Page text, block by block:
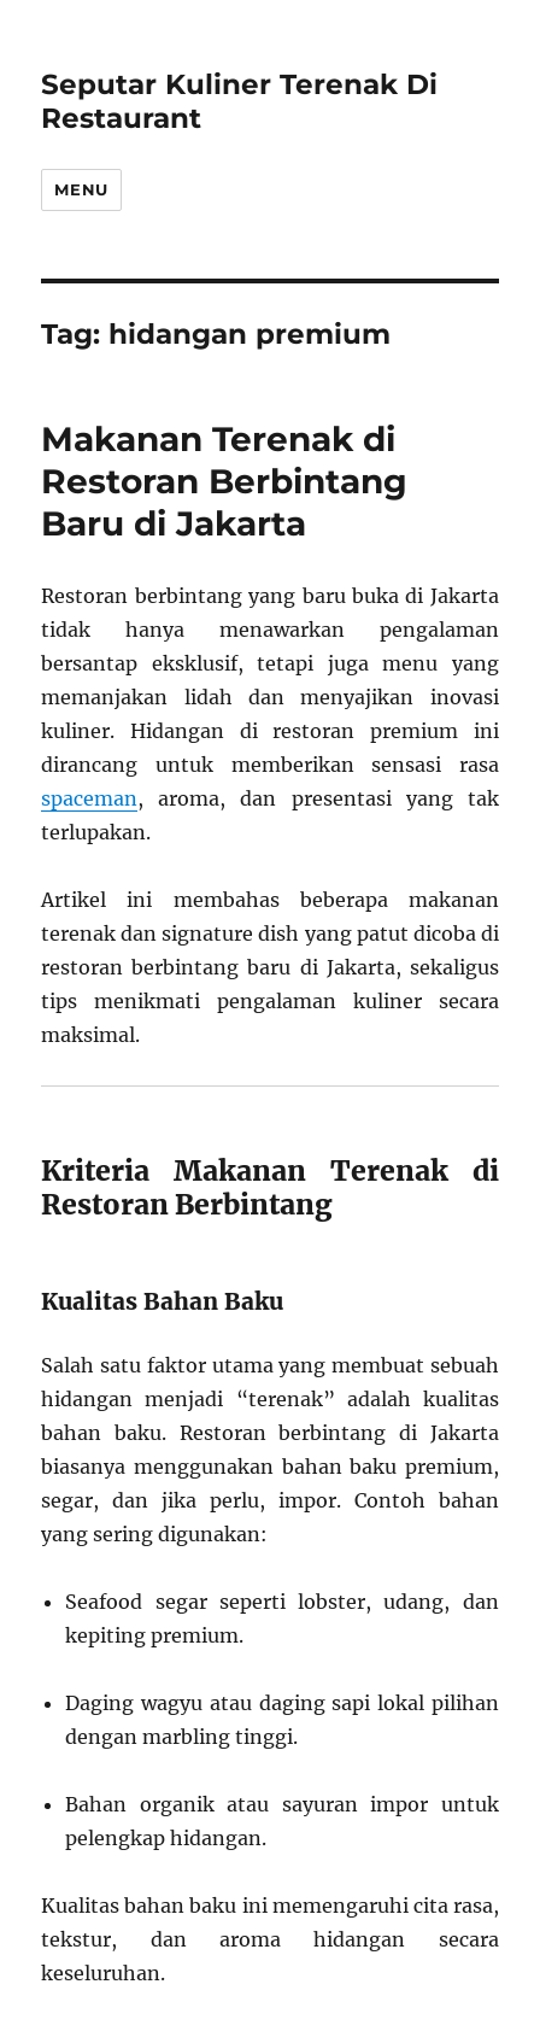
Seputar Kuliner Terenak Di
Restaurant
MENU
Tag: hidangan premium
Makanan Terenak di
Restoran Berbintang
Baru di Jakarta
Restoran berbintang yang baru buka di Jakarta
tidak hanya menawarkan pengalaman
bersantap eksklusif, tetapi juga menu yang
memanjakan lidah dan menyajikan inovasi
kuliner. Hidangan di restoran premium ini
dirancang untuk memberikan sensasi rasa
spaceman, aroma, dan presentasi yang tak
terlupakan.
Artikel ini membahas beberapa makanan
terenak dan signature dish yang patut dicoba di
restoran berbintang baru di Jakarta, sekaligus
tips menikmati pengalaman kuliner secara
maksimal.
Kriteria Makanan Terenak di
Restoran Berbintang
Kualitas Bahan Baku
Salah satu faktor utama yang membuat sebuah
hidangan menjadi “terenak” adalah kualitas
bahan baku. Restoran berbintang di Jakarta
biasanya menggunakan bahan baku premium,
segar, dan jika perlu, impor. Contoh bahan
yang sering digunakan:
Seafood segar seperti lobster, udang, dan
kepiting premium.
Daging wagyu atau daging sapi lokal pilihan
dengan marbling tinggi.
Bahan organik atau sayuran impor untuk
pelengkap hidangan.
Kualitas bahan baku ini memengaruhi cita rasa,
tekstur, dan aroma hidangan secara
keseluruhan.